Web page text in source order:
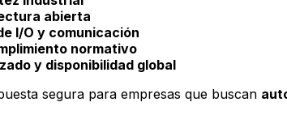
abierta
I/O y comunicación
normativo
y disponibilidad global
segura para empresas que buscan